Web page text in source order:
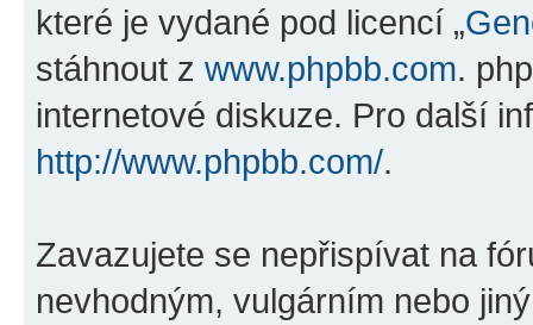
které je vydané pod licencí „
stáhnout z www.phpbb.com.
internetové diskuze. Pro další
http://www.phpbb.com/.
Zavazujete se nepřispívat na
nevhodným, vulgárním nebo